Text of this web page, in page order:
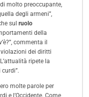
molto preoccupante,
degli armeni”,
sul ruolo
della
commenta il
violazioni dei diritti
ripete la
molte parole per
e l’Occidente. Come